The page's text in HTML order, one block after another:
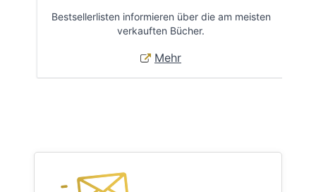
Bestsellerlisten informieren über die am meisten
verkauften Bücher.
Mehr